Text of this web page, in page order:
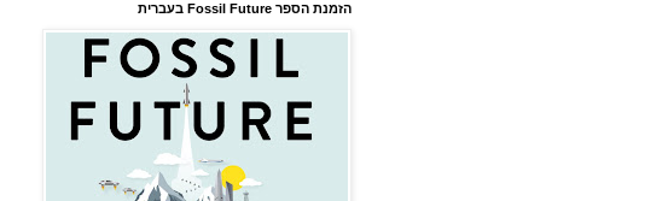
הזמנת הספר Fossil Future בעברית